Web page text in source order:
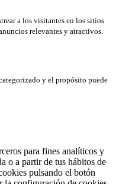
a los visitantes en los sitios
relevantes y atractivos.
y el propósito puede
para fines analíticos y
o a partir de tus hábitos de
pulsando el botón